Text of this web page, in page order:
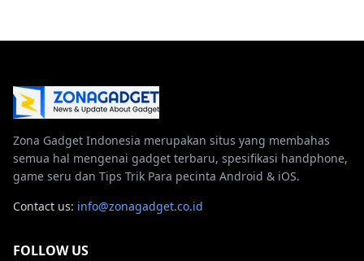
Zona Gadget Indonesia merupakan situs yang membahas
semua hal mengenai gadget terbaru, spesifikasi handphone,
game seru dan Tips Trik Para pecinta Android & iOS.
Contact us: info@zonagadget.co.id
FOLLOW US